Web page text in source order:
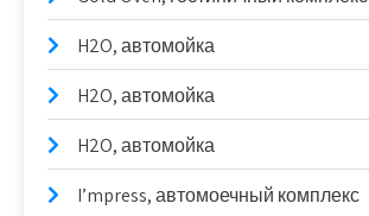
H2O, автомойка
H2O, автомойка
H2O, автомойка
I’mpress, автомоечный комплекс